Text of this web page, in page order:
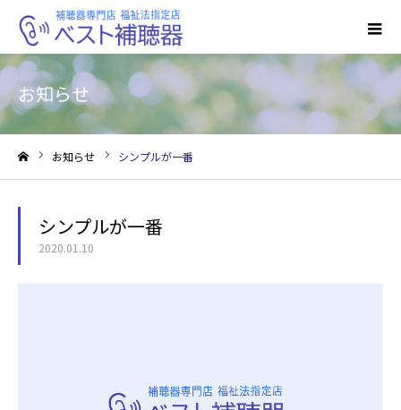
お知らせ
お知らせ シンプルが一番
シンプルが一番
2020.01.10